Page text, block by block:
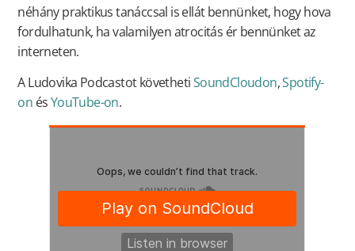
néhány praktikus tanáccsal is ellát bennünket, hogy hova
fordulhatunk, ha valamilyen atrocitás ér bennünket az
interneten.
A Ludovika Podcastot követhetiSoundCloudon,Spotify-
on ésYouTube-on.